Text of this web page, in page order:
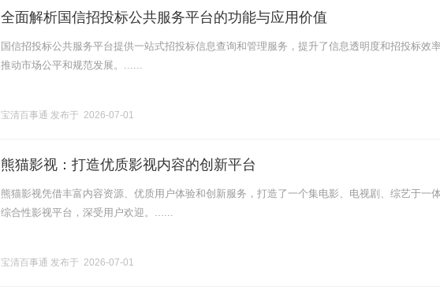
全面解析国信招投标公共服务平台的功能与应用价值
国信招投标公共服务平台提供一站式招投标信息查询和管理服务，提升了信息透明度和招投标效率
推动市场公平和规范发展。......
宝清百事通 发布于 2026-07-01
熊猫影视：打造优质影视内容的创新平台
熊猫影视凭借丰富内容资源、优质用户体验和创新服务，打造了一个集电影、电视剧、综艺于一
综合性影视平台，深受用户欢迎。......
宝清百事通 发布于 2026-07-01